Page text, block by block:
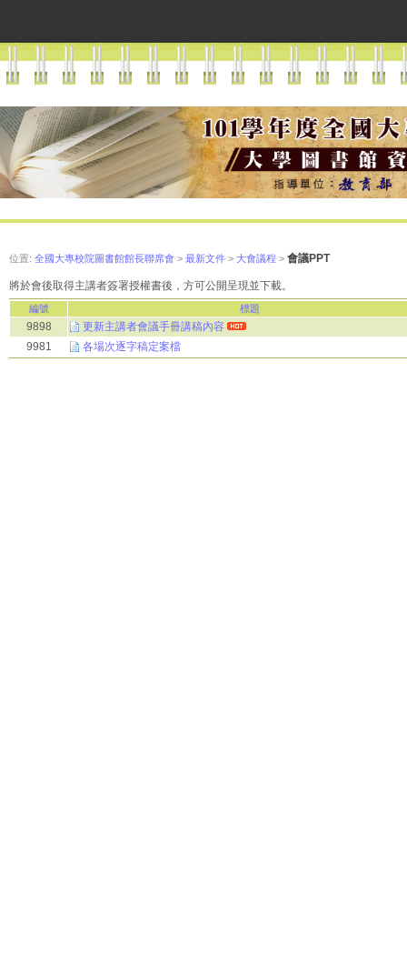
位置: 全國大專校院圖書館館長聯席會 > 最新文件 > 大會議程 > 會議PPT
將於會後取得主講者簽署授權書後，方可公開呈現並下載。
編號 標題
9898
更新主講者會議手冊講稿內容
9981
各場次逐字稿定案檔